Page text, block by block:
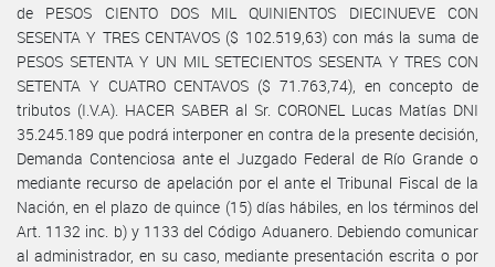
de PESOS CIENTO DOS MIL QUINIENTOS DIECINUEVE CON
SESENTA Y TRES CENTAVOS ($ 102.519,63) con más la suma de
PESOS SETENTA Y UN MIL SETECIENTOS SESENTA Y TRES CON
SETENTA Y CUATRO CENTAVOS ($ 71.763,74), en concepto de
tributos (I.V.A). HACER SABER al Sr. CORONEL Lucas Matías DNI
35.245.189 que podrá interponer en contra de la presente decisión,
Demanda Contenciosa ante el Juzgado Federal de Río Grande o
mediante recurso de apelación por el ante el Tribunal Fiscal de la
Nación, en el plazo de quince (15) días hábiles, en los términos del
Art. 1132 inc. b) y 1133 del Código Aduanero. Debiendo comunicar
al administrador, en su caso, mediante presentación escrita o por